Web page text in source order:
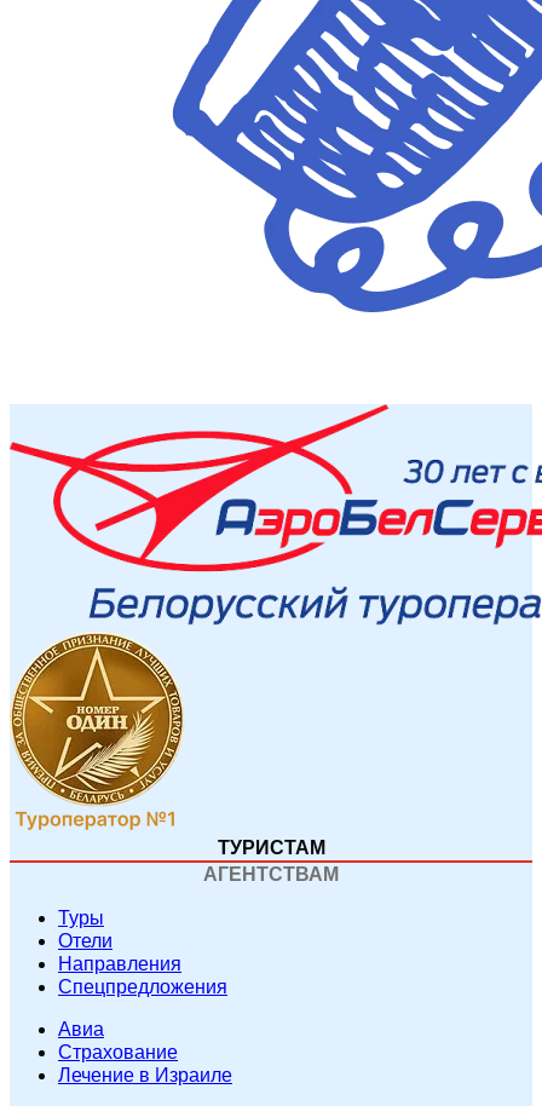
ТУРИСТАМ
АГЕНТСТВАМ
Туры
Отели
Направления
Спецпредложения
Авиа
Страхование
Лечение в Израиле